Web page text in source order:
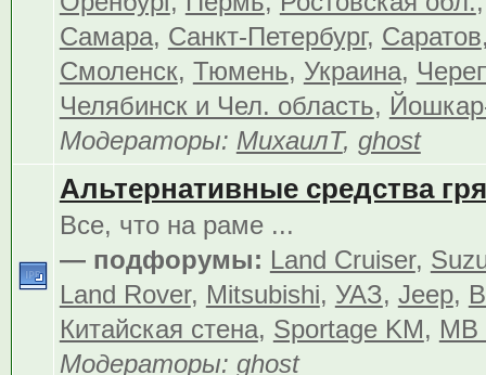
Самара, Санкт-Петербург, Саратов
Смоленск, Тюмень, Украина,
Челябинск и Чел. область,
Модераторы: МихаилТ, ghost
Альтернативные средства
Все, что на раме ...
— подфорумы: Land Cruiser,
Land Rover, Mitsubishi, УАЗ, Jeep,
Китайская стена, Sportage KM, MB
Модераторы: ghost